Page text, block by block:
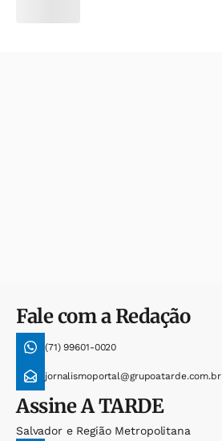
Fale com a Redação
(71) 99601-0020
jornalismoportal@grupoatarde.com.br
AssineA TARDE
Salvador e Região Metropolitana